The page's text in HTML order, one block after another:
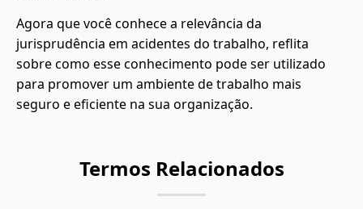
Agora que você conhece a relevância da
jurisprudência em acidentes do trabalho, reflita
sobre como esse conhecimento pode ser utilizado
para promover um ambiente de trabalho mais
seguro e eficiente na sua organização.
Termos Relacionados